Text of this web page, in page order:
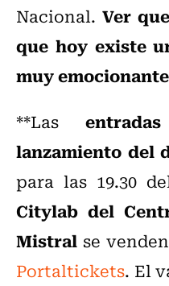
Nacional. Ver
que hoy existe
muy emocionante
**Las
lanzamiento del
para las 19.30
Citylab del
Mistral se
Portaltickets. El